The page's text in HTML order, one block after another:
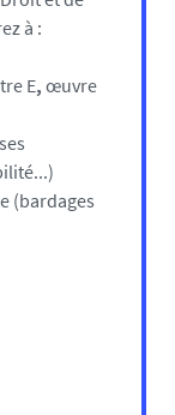
à :
E, œuvre
(bardages